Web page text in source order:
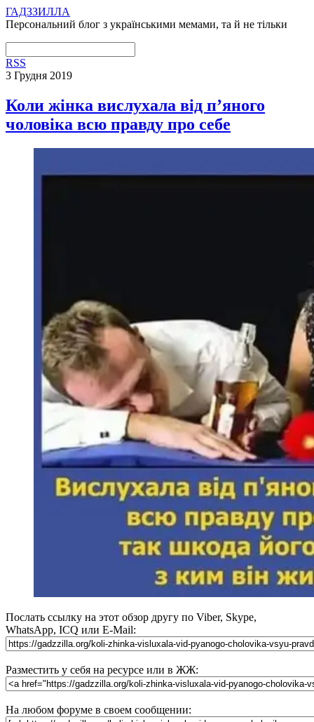
ГАДЗЗИЛЛА
Персональний блог з українськими мемами, та й не тільки
RSS
3 Грудня 2019
Коли жінка вислухала від п’яного
чоловіка всю правду про себе
Послать ссылку на этот обзор другу по Viber, Skype,
WhatsApp, ICQ или E-Mail:
Разместить у себя на ресурсе или в ЖЖ:
На любом форуме в своем сообщении: